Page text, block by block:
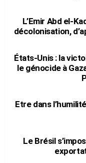
L’Emir Abd el-
décolonisation,
États-Unis : la
le génocide à
Etre dans
Le Brésil